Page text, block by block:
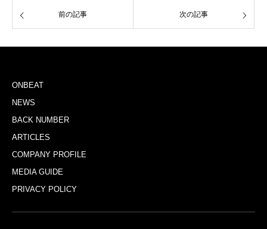
前の記事 次の記事
ONBEAT
NEWS
BACK NUMBER
ARTICLES
COMPANY PROFILE
MEDIA GUIDE
PRIVACY POLICY